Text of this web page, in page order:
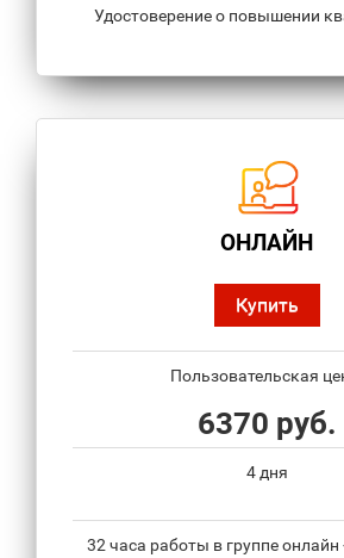
Удостоверение о повышении
ОНЛАЙН
Купить
Пользовательская
6370 руб.
4 дня
32 часа работы в группе онлайн